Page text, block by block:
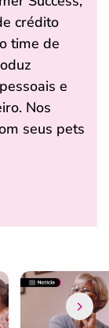
crédito
time de
e
Nos
seus pets